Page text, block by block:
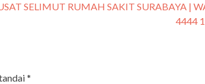
SELIMUT RUMAH SAKIT SURABAYA |
4444
*